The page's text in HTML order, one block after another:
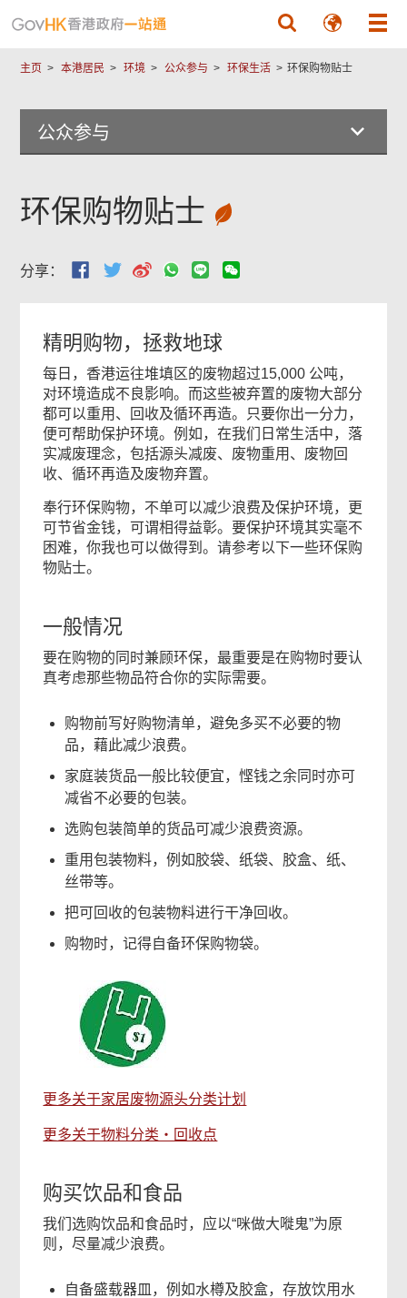
主页 本港居民 环境 公众参与 环保生活 环保购物贴士
公众参与
环保购物贴士
分享：
精明购物，拯救地球
每日，香港运往堆填区的废物超过15,000 公吨，
对环境造成不良影响。而这些被弃置的废物大部分
都可以重用、回收及循环再造。只要你出一分力，
便可帮助保护环境。例如，在我们日常生活中，落
实减废理念，包括源头减废、废物重用、废物回
收、循环再造及废物弃置。
奉行环保购物，不单可以减少浪费及保护环境，更
可节省金钱，可谓相得益彰。要保护环境其实毫不
困难，你我也可以做得到。请参考以下一些环保购
物贴士。
一般情况
要在购物的同时兼顾环保，最重要是在购物时要认
真考虑那些物品符合你的实际需要。
购物前写好购物清单，避免多买不必要的物
品，藉此减少浪费。
家庭装货品一般比较便宜，悭钱之余同时亦可
减省不必要的包装。
选购包装简单的货品可减少浪费资源。
重用包装物料，例如胶袋、纸袋、胶盒、纸、
丝带等。
把可回收的包装物料进行干净回收。
购物时，记得自备环保购物袋。
更多关于家居废物源头分类计划
更多关于物料分类‧回收点
购买饮品和食品
我们选购饮品和食品时，应以“咪做大嘥鬼”为原
则，尽量减少浪费。
自备盛载器皿，例如水樽及胶盒，存放饮用水
尾